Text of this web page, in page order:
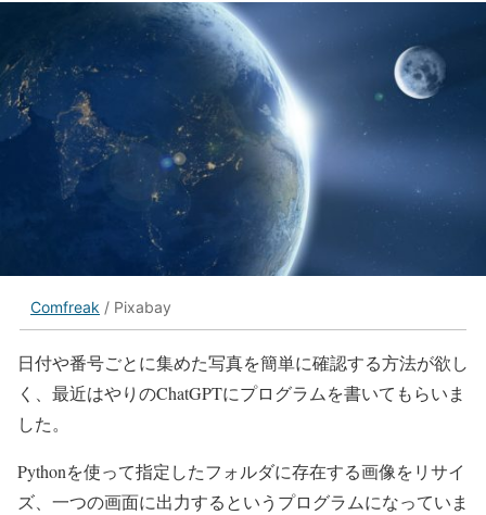
Comfreak / Pixabay
日付や番号ごとに集めた写真を簡単に確認する方法が欲し
く、最近はやりのChatGPTにプログラムを書いてもらいま
した。
Pythonを使って指定したフォルダに存在する画像をリサイ
ズ、一つの画面に出力するというプログラムになっていま